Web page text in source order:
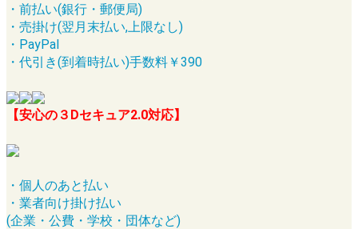
・前払い(銀行・郵便局)
・売掛け(翌月末払い,上限なし)
・PayPal
・代引き(到着時払い)手数料￥390
【安心の３Dセキュア2.0対応】
・個人のあと払い
・業者向け掛け払い
(企業・公費・学校・団体など)